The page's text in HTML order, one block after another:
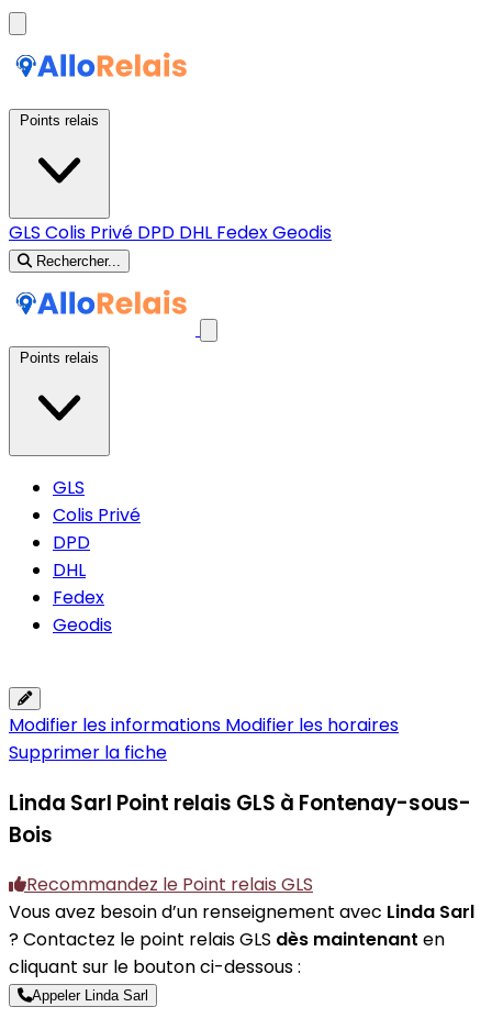
GLS Colis Privé DPD DHL FedexGeodis
Rechercher...
GLS
Colis Privé
DPD
DHL
Fedex
Geodis
Modifier les informations Modifier les horaires
Supprimer la fiche
Linda Sarl Point relais GLS à Fontenay-sous-
Bois
Recommandez le Point relais GLS
Vous avez besoin d’un renseignement avec Linda Sarl
? Contactez le point relais GLS dès maintenant en
cliquant sur le bouton ci-dessous :
Appeler Linda Sarl